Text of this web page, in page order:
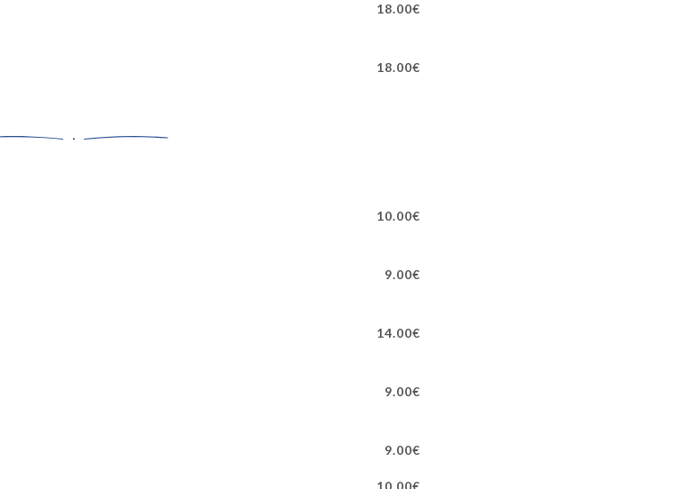
18.00€
18.00€
10.00€
9.00€
14.00€
9.00€
9.00€
10.00€